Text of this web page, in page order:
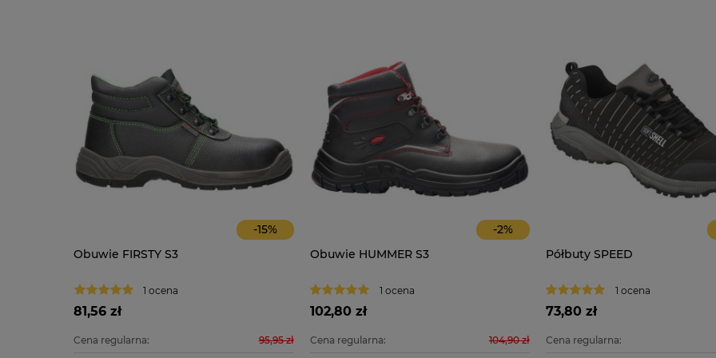
-15%
Obuwie FIRSTY S3
1 ocena
81,56 zł
Cena regularna: 95,95 zł
-2%
Obuwie HUMMER S3
1 ocena
102,80 zł
Cena regularna: 104,90 zł
Półbuty SPEED
1 ocena
73,80 zł
Cena regularna: